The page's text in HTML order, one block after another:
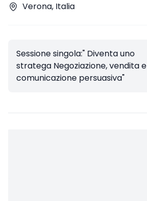
Verona, Italia
Sessione singola:" Diventa uno
stratega Negoziazione, vendita e
comunicazione persuasiva"